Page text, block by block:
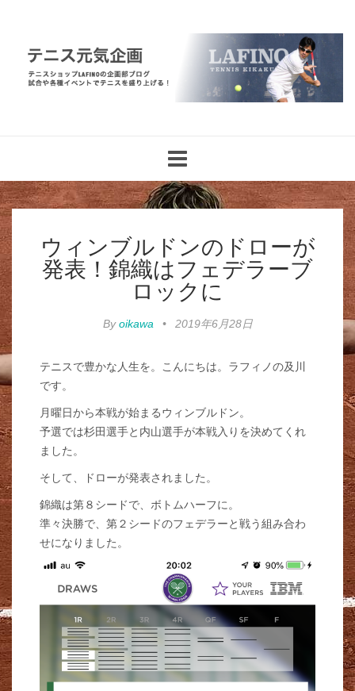
navigation
ウィンブルドンのドローが
発表！錦織はフェデラーブ
ロックに
Byoikawa • 2019年6月28日
テニスで豊かな人生を。こんにちは。ラフィノの及川
です。
月曜日から本戦が始まるウィンブルドン。
予選では杉田選手と内山選手が本戦入りを決めてくれ
ました。
そして、ドローが発表されました。
錦織は第８シードで、ボトムハーフに。
準々決勝で、第２シードのフェデラーと戦う組み合わ
せになりました。